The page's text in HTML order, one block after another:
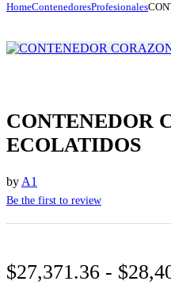
HomeContenedoresProfesionales
CONTENEDOR
ECOLATIDOS
by A1
Be the first to review
$27,371.36 - $